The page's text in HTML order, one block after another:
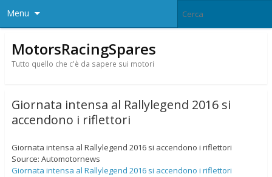
Menu
MotorsRacingSpares
Tutto quello che c'è da sapere sui motori
Giornata intensa al Rallylegend 2016 si
accendono i riflettori
Giornata intensa al Rallylegend 2016 si accendono i riflettori
Source: Automotornews
Giornata intensa al Rallylegend 2016 si accendono i riflettori